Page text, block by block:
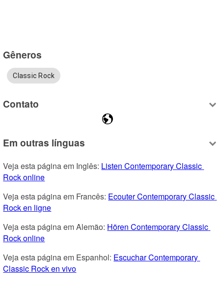
Gêneros
Classic Rock
Contato
Em outras línguas
Veja esta página em Inglês: Listen Contemporary Classic
Rock online
Veja esta página em Francês: Ecouter Contemporary Classic
Rock en ligne
Veja esta página em Alemão: Hören Contemporary Classic
Rock online
Veja esta página em Espanhol: Escuchar Contemporary
Classic Rock en vivo